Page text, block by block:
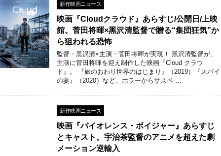
新作映画ニュース
映画『Cloudクラウド』あらすじ/公開日/上映
館。菅田将暉×⿊沢清監督で贈る“集団狂気”か
ら狙われる恐怖
監督・黒沢清×主演・菅田将暉が実現！ ⿊沢清監督が、
主演に菅⽥将暉を迎え制作した映画『Cloud クラウ
ド』。 『旅のおわり世界のはじまり』（2019）『スパイ
の妻』（2020）など、ホラーからサスペ …
新作映画ニュース
映画『バイオレンス・ボイジャー』あらすじ
とキャスト。宇治茶監督のアニメを超えた劇
メーション逆輸入